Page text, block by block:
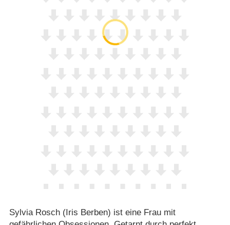
Sylvia Rosch (Iris Berben) ist eine Frau mit